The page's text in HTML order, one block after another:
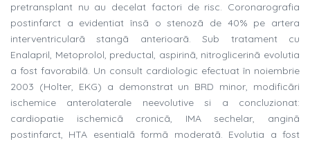
pretransplant nu au decelat factori de risc. Coronarografia
postinfarct a evidentiat însã o stenozã de 40% pe artera
interventricularã stangã anterioarã. Sub tratament cu
Enalapril, Metoprolol, preductal, aspirinã, nitroglicerinã evolutia
a fost favorabilã. Un consult cardiologic efectuat în noiembrie
2003 (Holter, EKG) a demonstrat un BRD minor, modificãri
ischemice anterolaterale neevolutive si a concluzionat:
cardiopatie ischemicã cronicã, IMA sechelar, anginã
postinfarct, HTA esentialã formã moderatã. Evolutia a fost